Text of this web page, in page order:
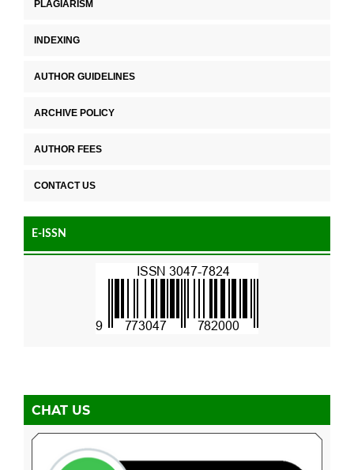
PLAGIARISM
INDEXING
AUTHOR GUIDELINES
ARCHIVE POLICY
AUTHOR FEES
CONTACT US
E-ISSN
CHAT US